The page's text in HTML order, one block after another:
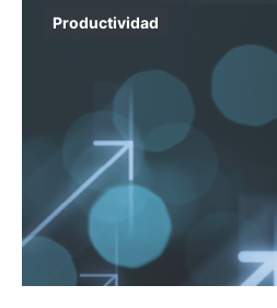
Productividad